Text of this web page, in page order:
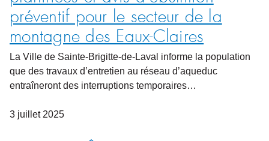
préventif pour le secteur de la
montagne des Eaux-Claires
La Ville de Sainte-Brigitte-de-Laval informe la population
que des travaux d’entretien au réseau d’aqueduc
entraîneront des interruptions temporaires…
3 juillet 2025